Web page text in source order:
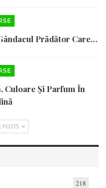
Prădător Care…
Culoare Și Parfum În
POSTS
218